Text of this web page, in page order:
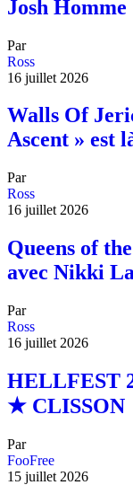
Josh
Par
Ross
16 juillet 2026
Walls Of
Ascent » est
Par
Ross
16 juillet 2026
Queens of
avec Nikki
Par
Ross
16 juillet 2026
HELLFEST
★ CLISSON
Par
FooFree
15 juillet 2026